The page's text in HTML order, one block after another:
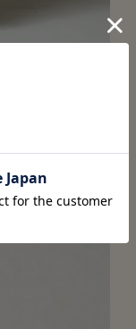
腹周りやお尻周